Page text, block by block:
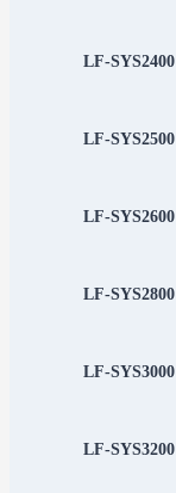
LF-SYS2400
LF-SYS2500
LF-SYS2600
LF-SYS2800
LF-SYS3000
LF-SYS3200